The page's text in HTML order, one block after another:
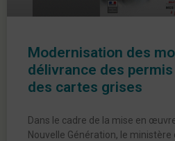
Modernisation des
délivrance des
des cartes grises
Dans le cadre de la mise en
Nouvelle Génération, le ministère